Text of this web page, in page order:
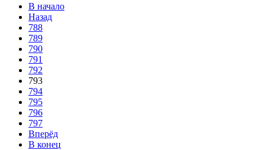
В начало
Назад
788
789
790
791
792
793
794
795
796
797
Вперёд
В конец